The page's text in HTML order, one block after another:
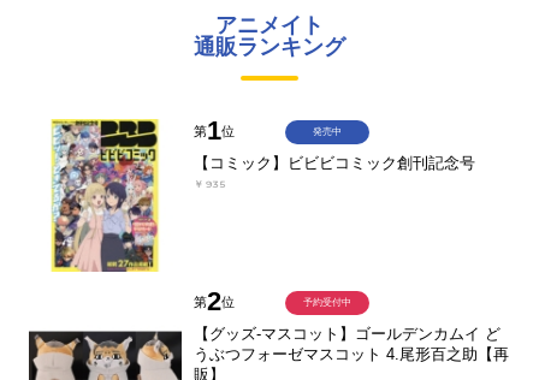
アニメイト
通販ランキング
第1位
【コミック】ビビビコミック創刊記念号
￥935
発売中
第2位
【グッズ-マスコット】ゴールデンカムイ ど
うぶつフォーゼマスコット 4.尾形百之助【再
販】
予約受付中